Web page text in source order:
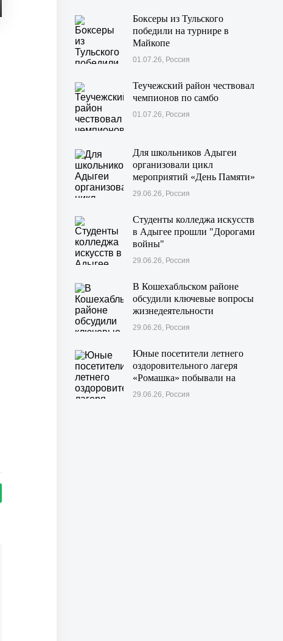
Боксеры из Тульского
победили на турнире в
Майкопе
01.07.26, Россия
Теучежский район чествовал
чемпионов по самбо
01.07.26, Россия
Для школьников Адыгеи
организовали цикл
мероприятий «День Памяти»
29.06.26, Россия
Студенты колледжа искусств
в Адыгее прошли "Дорогами
войны"
29.06.26, Россия
В Кошехабльском районе
обсудили ключевые вопросы
жизнедеятельности
муниципалитета
29.06.26, Россия
Юные посетители летнего
оздоровительного лагеря
«Ромашка» побывали на
экскурсии в Дондуковском
29.06.26, Россия